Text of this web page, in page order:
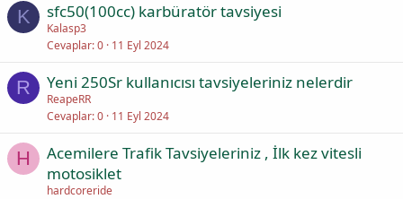
K sfc50(100cc) karbüratör tavsiyesi
Kalasp3
Cevaplar 0 11 Eyl 2024
R Yeni 250Sr kullanıcısı tavsiyeleriniz nelerdir
ReapeRR
Cevaplar 0 11 Eyl 2024
H
Acemilere Trafik Tavsiyeleriniz , İlk kez vitesli
motosiklet
hardcoreride